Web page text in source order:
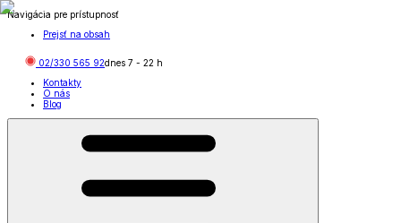
Navigácia pre prístupnosť
Prejsť na obsah
02/330 565 92dnes 7 - 22 h
Kontakty
O nás
Blog